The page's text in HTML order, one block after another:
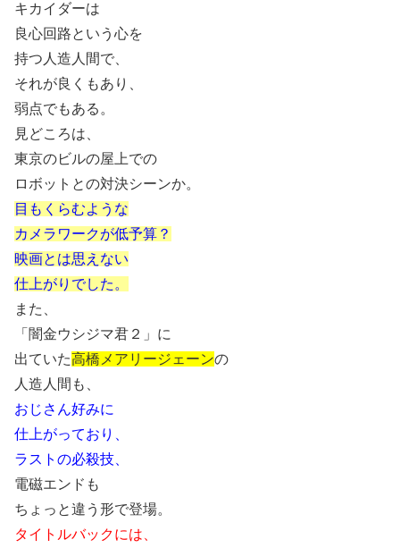
キカイダーは
良心回路という心を
持つ人造人間で、
それが良くもあり、
弱点でもある。
見どころは、
東京のビルの屋上での
ロボットとの対決シーンか。
目もくらむような
カメラワークが低予算？
映画とは思えない
仕上がりでした。
また、
「闇金ウシジマ君２」に
出ていた高橋メアリージェーンの
人造人間も、
おじさん好みに
仕上がっており、
ラストの必殺技、
電磁エンドも
ちょっと違う形で登場。
タイトルバックには、